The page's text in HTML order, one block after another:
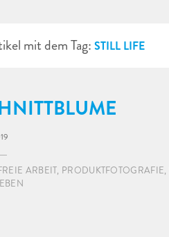
mit dem Tag: STILL LIFE
ARBEIT, PRODUKTFOTOGRAFIE,